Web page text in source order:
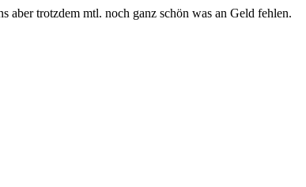
trotzdem mtl. noch ganz schön was an Geld fehlen.